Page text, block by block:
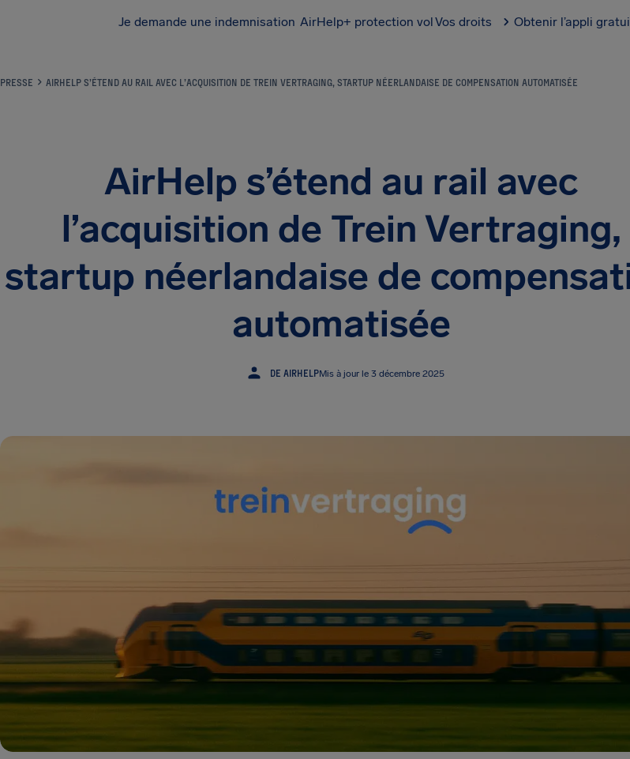
Je demande une indemnisation AirHelp+ protection volVos droits Obtenir l’appli
PRESSE AIRHELP S’ÉTEND AU RAIL AVEC L’ACQUISITION DE TREIN VERTRAGING, STARTUP NÉERLANDAISE DE COMPENSATION AUTOMATISÉE
AirHelp s’étend au rail avec
l’acquisition de Trein Vertraging,
startup néerlandaise de
automatisée
DE AIRHELPMis à jour le 3 décembre 2025